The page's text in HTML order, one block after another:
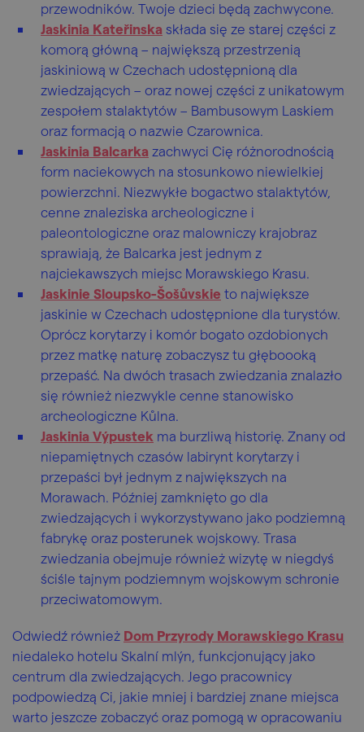
przewodników. Twoje dzieci będą zachwycone.
Jaskinia Kateřinska składa się ze starej części z
komorą główną – największą przestrzenią
jaskiniową w Czechach udostępnioną dla
zwiedzających – oraz nowej części z unikatowym
zespołem stalaktytów – Bambusowym Laskiem
oraz formacją o nazwie Czarownica.
Jaskinia Balcarka zachwyci Cię różnorodnością
form naciekowych na stosunkowo niewielkiej
powierzchni. Niezwykłe bogactwo stalaktytów,
cenne znaleziska archeologiczne i
paleontologiczne oraz malowniczy krajobraz
sprawiają, że Balcarka jest jednym z
najciekawszych miejsc Morawskiego Krasu.
Jaskinie Sloupsko-Šošůvskie to największe
jaskinie w Czechach udostępnione dla turystów.
Oprócz korytarzy i komór bogato ozdobionych
przez matkę naturę zobaczysz tu głęboooką
przepaść. Na dwóch trasach zwiedzania znalazło
się również niezwykle cenne stanowisko
archeologiczne Kůlna.
Jaskinia Výpustek ma burzliwą historię. Znany od
niepamiętnych czasów labirynt korytarzy i
przepaści był jednym z największych na
Morawach. Później zamknięto go dla
zwiedzających i wykorzystywano jako podziemną
fabrykę oraz posterunek wojskowy. Trasa
zwiedzania obejmuje również wizytę w niegdyś
ściśle tajnym podziemnym wojskowym schronie
przeciwatomowym.
Odwiedź również Dom Przyrody Morawskiego Krasu
niedaleko hotelu Skalní mlýn, funkcjonujący jako
centrum dla zwiedzających. Jego pracownicy
podpowiedzą Ci, jakie mniej i bardziej znane miejsca
warto jeszcze zobaczyć oraz pomogą w opracowaniu